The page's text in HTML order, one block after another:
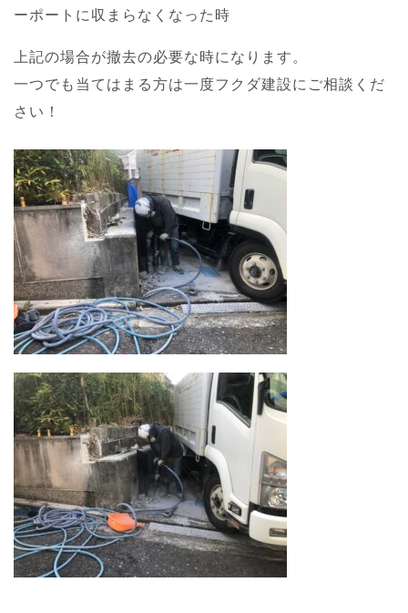
ーポートに収まらなくなった時
上記の場合が撤去の必要な時になります。
一つでも当てはまる方は一度フクダ建設にご相談くだ
さい！